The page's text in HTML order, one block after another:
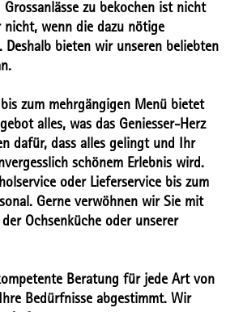
zu bekochen ist nicht
nicht, wenn die dazu nötige
bieten wir unseren beliebten
zum mehrgängigen Menü bietet
alles, was das Geniesser-Herz
dafür, dass alles gelingt und Ihr
schönem Erlebnis wird.
oder Lieferservice bis zum
Gerne verwöhnen wir Sie mit
Ochsenküche oder unserer
Beratung für jede Art von
Bedürfnisse abgestimmt. Wir